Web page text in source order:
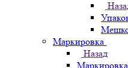
Маркировка
Назад
Маркировка